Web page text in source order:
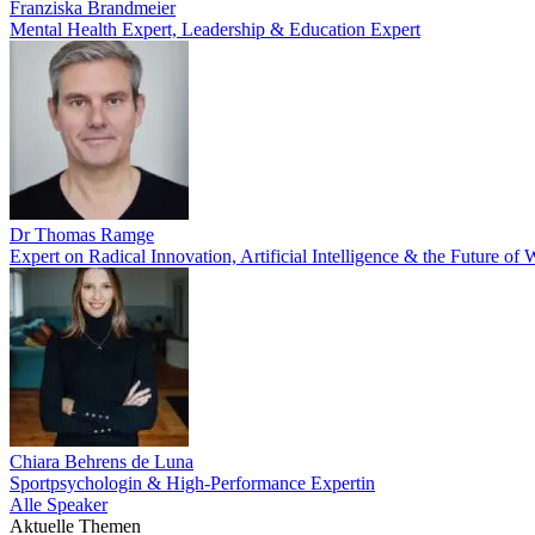
Franziska Brandmeier
Mental Health Expert, Leadership & Education Expert
Dr Thomas Ramge
Expert on Radical Innovation, Artificial Intelligence & the Future of
Chiara Behrens de Luna
Sportpsychologin & High-Performance Expertin
Alle Speaker
Aktuelle Themen